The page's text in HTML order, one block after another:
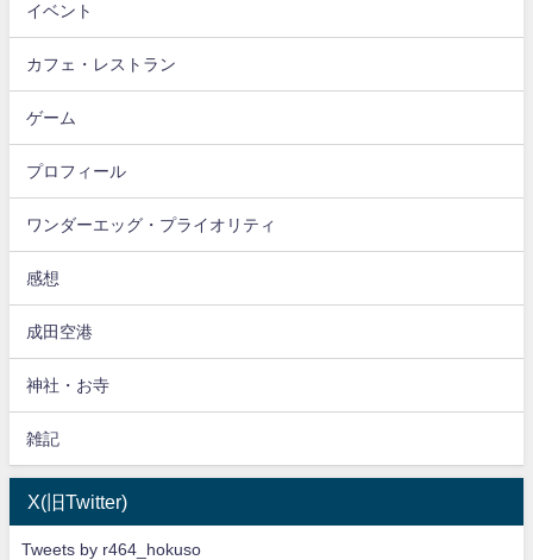
イベント
カフェ・レストラン
ゲーム
プロフィール
ワンダーエッグ・プライオリティ
感想
成田空港
神社・お寺
雑記
X(旧Twitter)
Tweets by r464_hokuso